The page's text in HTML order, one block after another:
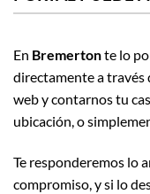
En Bremertonte lo
directamente a través
web y contarnos tu
ubicación, o
Te responderemos lo
compromiso, y si lo